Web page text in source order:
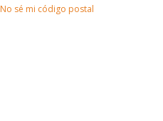
No sé mi código postal